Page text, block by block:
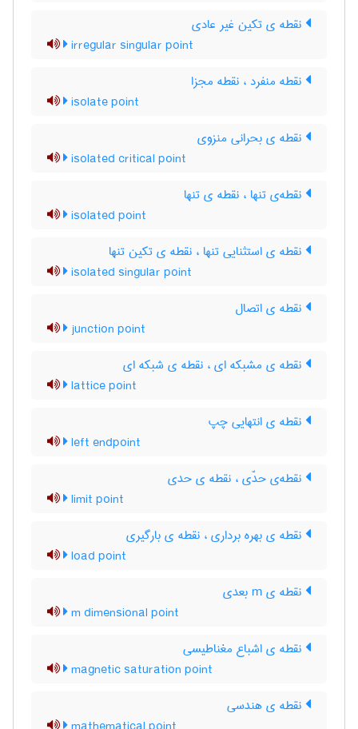
نقطه ی تکین غیر عادی
irregular singular point
نقطه منفرد ، نقطه مجزا
isolate point
نقطه ی بحرانی منزوی
isolated critical point
نقطه‌ی تنها ، نقطه ی تنها
isolated point
نقطه ی استثنایی تنها ، نقطه ی تکین تنها
isolated singular point
نقطه ی اتصال
junction point
نقطه ی مشبکه ای ، نقطه ی شبکه ای
lattice point
نقطه ی انتهایی چپ
left endpoint
نقطه‌ی حدّی ، نقطه ی حدی
limit point
نقطه ی بهره برداری ، نقطه ی بارگیری
load point
نقطه ی m بعدی
m dimensional point
نقطه ی اشباع مغناطیسی
magnetic saturation point
نقطه ی هندسی